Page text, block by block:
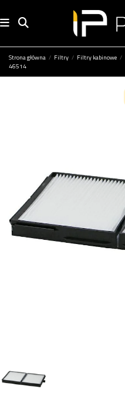
Strona główna Filtry Filtry kabinowe
46514